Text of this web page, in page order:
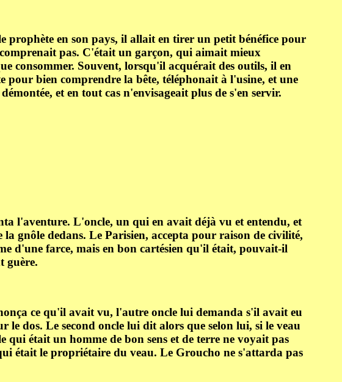
en son pays, il allait en tirer un petit bénéfice pour
pas. C'était un garçon, qui aimait mieux
consommer. Souvent, lorsqu'il acquérait des outils, il en
pour bien comprendre la bête, téléphonait à l'usine, et une
et en tout cas n'envisageait plus de s'en servir.
l'aventure. L'oncle, un qui en avait déjà vu et entendu, et
gnôle dedans. Le Parisien, accepta pour raison de civilité,
d'une farce, mais en bon cartésien qu'il était, pouvait-il
guère.
ce qu'il avait vu, l'autre oncle lui demanda s'il avait eu
dos. Le second oncle lui dit alors que selon lui, si le veau
était un homme de bon sens et de terre ne voyait pas
était le propriétaire du veau. Le Groucho ne s'attarda pas